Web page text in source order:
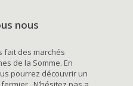
nous
fait des marchés
de la Somme. En
pourrez découvrir un